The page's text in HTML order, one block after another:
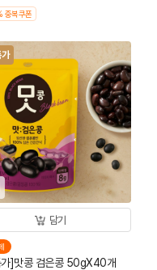
중복쿠폰
담기
가]맛콩 검은콩 50gX40개